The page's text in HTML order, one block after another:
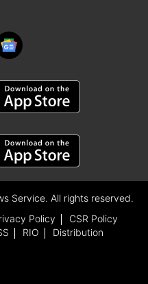
भी तेजी
के शेयर 1.20 प्रतिशत,
बजाज फिनसर्व
प्रतिशत, भारतीय स्टेट
प्रतिशत, टीसीएस
बैंक 0.66 प्रतिशत,
की बढ़त के साथ बंद हुए।
Service. All rights reserved.
Policy
CSR Policy
RIO Distribution